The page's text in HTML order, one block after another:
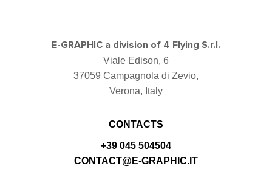
E-GRAPHIC a division of 4 Flying S.r.l.
Viale Edison, 6
37059 Campagnola di Zevio,
Verona, Italy
CONTACTS
+39 045 504504
CONTACT@E-GRAPHIC.IT